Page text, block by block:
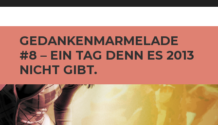
GEDANKENMARMELADE
#8 – EIN TAG DENN ES 2013
NICHT GIBT.